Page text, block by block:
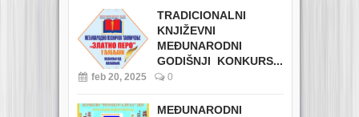
TRADICIONALNI
KNJIŽEVNI
MEĐUNARODNI
GODIŠNJI KONKURS...
feb 20, 2025 0
MEĐUNARODNI